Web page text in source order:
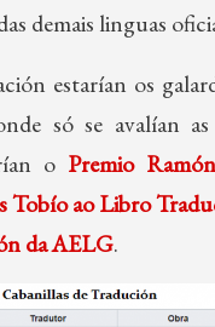
demais linguas
estarían os
só se avalían
o Premio
Tobío ao Libro
da AELG.